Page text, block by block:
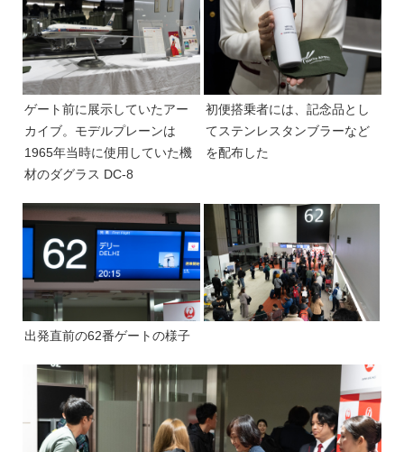
ゲート前に展示していたアー
カイブ。モデルプレーンは
1965年当時に使用していた機
材のダグラス DC-8
初便搭乗者には、記念品とし
てステンレスタンブラーなど
を配布した
出発直前の62番ゲートの様子